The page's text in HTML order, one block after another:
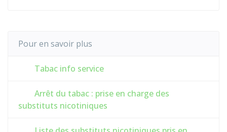
Pour en savoir plus
Tabac info service
Arrêt du tabac : prise en charge des
substituts nicotiniques